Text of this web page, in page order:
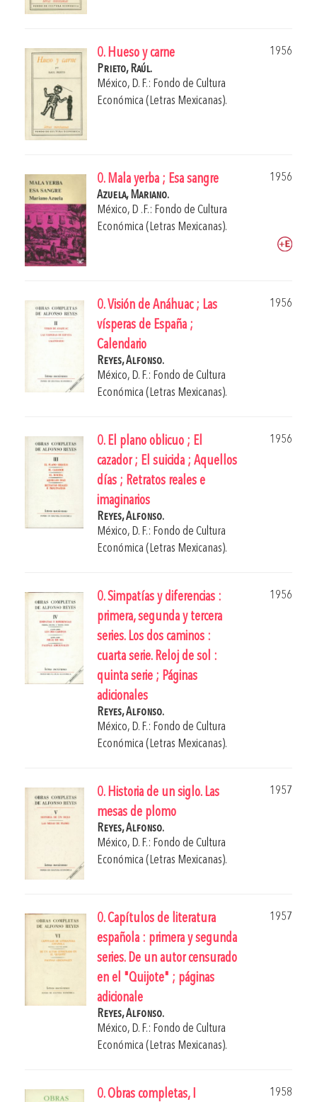
0. Hueso y carne
1956
Prieto, Raúl.
México, D. F.: Fondo de Cultura
Económica (Letras Mexicanas).
0. Mala yerba ; Esa sangre
1956
Azuela, Mariano.
México, D .F.: Fondo de Cultura
Económica (Letras Mexicanas).
0. Visión de Anáhuac ; Las
vísperas de España ;
Calendario
1956
Reyes, Alfonso.
México, D. F.: Fondo de Cultura
Económica (Letras Mexicanas).
0. El plano oblicuo ; El
cazador ; El suicida ; Aquellos
días ; Retratos reales e
imaginarios
1956
Reyes, Alfonso.
México, D. F.: Fondo de Cultura
Económica (Letras Mexicanas).
0. Simpatías y diferencias :
primera, segunda y tercera
series. Los dos caminos :
cuarta serie. Reloj de sol :
quinta serie ; Páginas
adicionales
1956
Reyes, Alfonso.
México, D. F.: Fondo de Cultura
Económica (Letras Mexicanas).
0. Historia de un siglo. Las
mesas de plomo
1957
Reyes, Alfonso.
México, D. F.: Fondo de Cultura
Económica (Letras Mexicanas).
0. Capítulos de literatura
española : primera y segunda
series. De un autor censurado
en el "Quijote" ; páginas
adicionale
1957
Reyes, Alfonso.
México, D. F.: Fondo de Cultura
Económica (Letras Mexicanas).
0. Obras completas, I
1958